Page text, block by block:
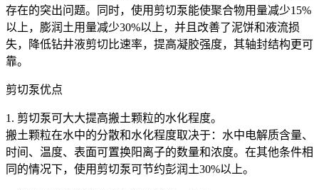
存在的突出问题。同时，使用剪切泵能使聚合物用量减少15%
以上，膨润土用量减少30%以上，并且改善了泥饼和液流损
失，降低钻井液剪切比速率，提高凝胶强度，其轴封结构更可
靠。
剪切泵优点
1. 剪切泵可大大提高搬土颗粒的水化程度。
搬土颗粒在水中的分散和水化程度取决于：水中电解质含量、
时间、温度、表面可置换阳离子的数量和浓度。在其他条件相
同的情况下，使用剪切泵可节约彭润土30%以上。